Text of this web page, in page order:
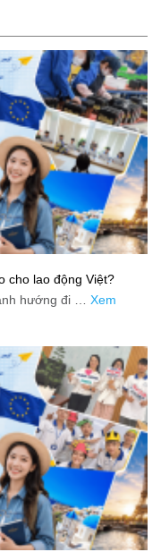
cho lao động Việt?
hướng đi … Xem